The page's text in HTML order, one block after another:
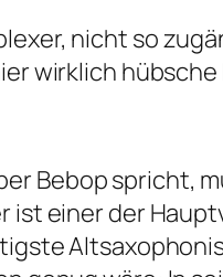
nicht so
wirklich
Bebop spricht,
ist einer der